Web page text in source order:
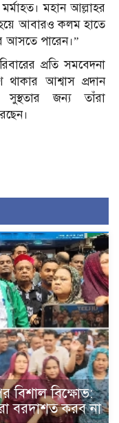
মহান আল্লাহর
হয়ে আবারও কলম হাতে
আসতে পারেন।”
প্রতি সমবেদনা
আশ্বাস প্রদান
জন্য তাঁরা
বিশাল বিক্ষোভ:
বরদাশত করব না